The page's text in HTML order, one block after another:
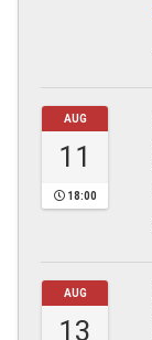
AUG
11
18:00
AUG
13